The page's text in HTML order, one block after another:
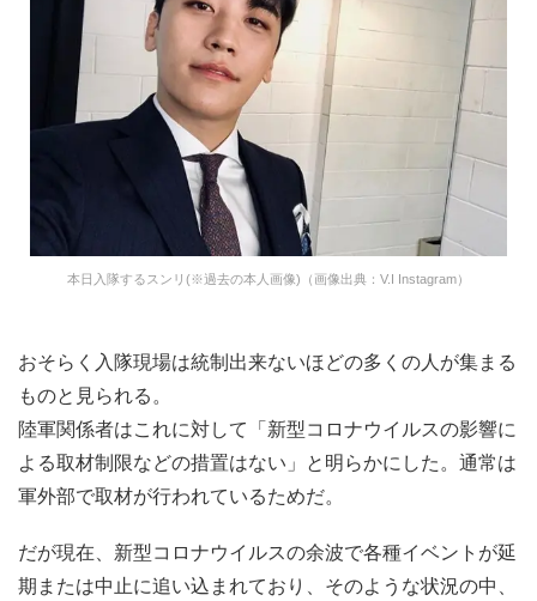
本日入隊するスンリ(※過去の本人画像)（画像出典：V.I Instagram）
おそらく入隊現場は統制出来ないほどの多くの人が集まる
ものと見られる。
陸軍関係者はこれに対して「新型コロナウイルスの影響に
よる取材制限などの措置はない」と明らかにした。通常は
軍外部で取材が行われているためだ。
だが現在、新型コロナウイルスの余波で各種イベントが延
期または中止に追い込まれており、そのような状況の中、